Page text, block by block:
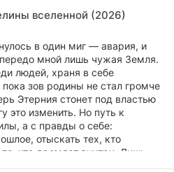
вселенной (2026)
в один миг — авария, и
мной лишь чужая Земля.
людей, храня в себе
зов родины не стал громче
Этерния стонет под властью
это изменить. Но путь к
а с правды о себе:
отыскать тех, кто
что дремлет внутри. Лишь